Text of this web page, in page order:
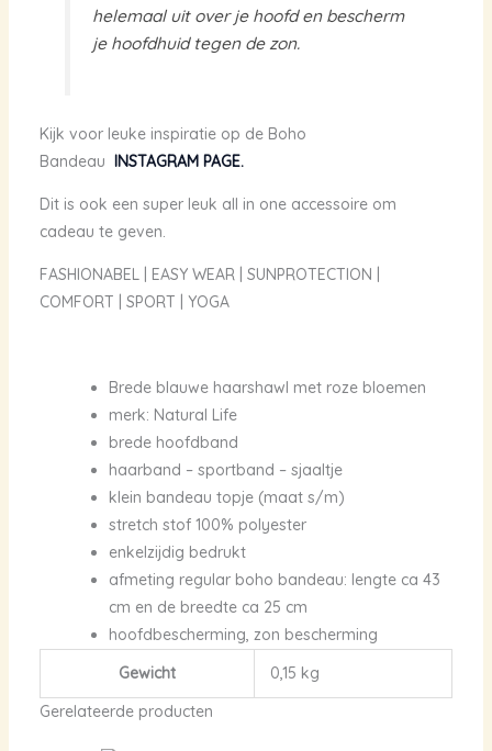
helemaal uit over je hoofd en bescherm
je hoofdhuid tegen de zon.
Kijk voor leuke inspiratie op de Boho
Bandeau INSTAGRAM PAGE.
Dit is ook een super leuk all in one accessoire om
cadeau te geven.
FASHIONABEL | EASY WEAR | SUNPROTECTION |
COMFORT | SPORT | YOGA
Brede blauwe haarshawl met roze bloemen
merk: Natural Life
brede hoofdband
haarband – sportband – sjaaltje
klein bandeau topje (maat s/m)
stretch stof 100% polyester
enkelzijdig bedrukt
afmeting regular boho bandeau: lengte ca 43
cm en de breedte ca 25 cm
hoofdbescherming, zon bescherming
Gewicht
0,15 kg
Gerelateerde producten